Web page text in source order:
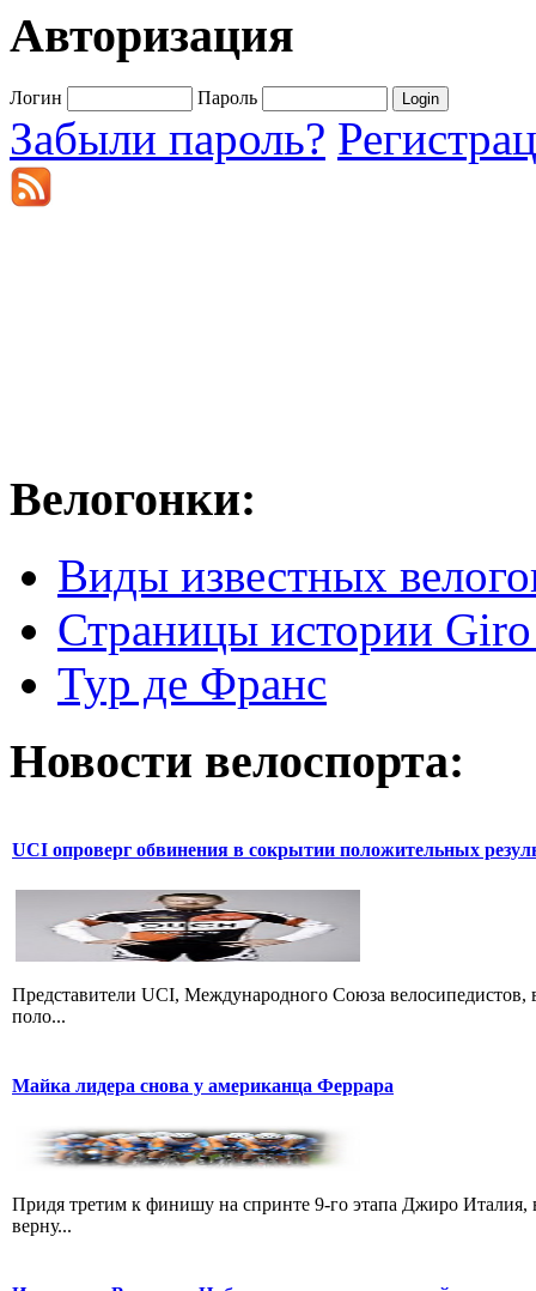
Авторизация
Логин Пароль
Забыли пароль?
Велогонки:
Виды известных
Страницы истории
Тур де Франс
Новости велоспорта:
UCI опроверг обвинения в сокрытии положительных
Представители UCI, Международного Союза
поло...
Майка лидера снова у американца Феррара
Придя третим к финишу на спринте 9-го этапа Джиро
верну...